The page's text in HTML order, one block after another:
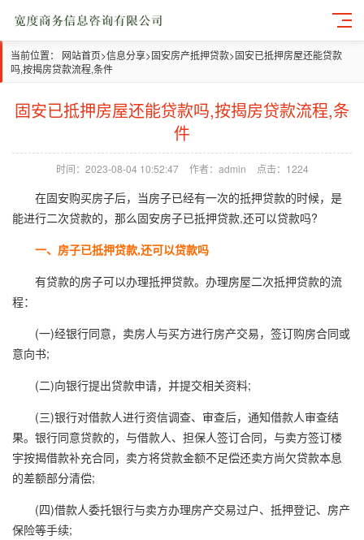
当前位置： 网站首页>信息分享>固安房产抵押贷款>固安已抵押房屋还能贷款
吗,按揭房贷款流程,条件
固安已抵押房屋还能贷款吗,按揭房贷款流程,条
件
时间：2023-08-04 10:52:47 作者：admin 点击：1224
在固安购买房子后，当房子已经有一次的抵押贷款的时候，是
能进行二次贷款的，那么固安房子已抵押贷款,还可以贷款吗?
一、房子已抵押贷款,还可以贷款吗
有贷款的房子可以办理抵押贷款。办理房屋二次抵押贷款的流
程：
(一)经银行同意，卖房人与买方进行房产交易，签订购房合同或
意向书;
(二)向银行提出贷款申请，并提交相关资料;
(三)银行对借款人进行资信调查、审查后，通知借款人审查结
果。银行同意贷款的，与借款人、担保人签订合同，与卖方签订楼
宇按揭借款补充合同，卖方将贷款金额不足偿还卖方尚欠贷款本息
的差额部分清偿;
(四)借款人委托银行与卖方办理房产交易过户、抵押登记、房产
保险等手续;